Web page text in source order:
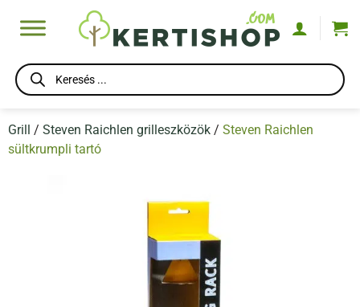
Products
search
Grill / Steven Raichlen grilleszközök / Steven Raichlen
sültkrumpli tartó